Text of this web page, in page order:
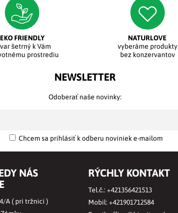
EKO FRIENDLY
šetrný k Vám
prostrediu
NATURLOVE
vyberáme produkty
bez konzervantov
NEWSLETTER
Odoberať naše novinky:
Chcem sa prihlásiť k odberu noviniek e-mailom
NÁS
A ( pri tržnici )
RÝCHLY KONTAKT
Tel.č.: +421356421513
Mobil: +421901712584